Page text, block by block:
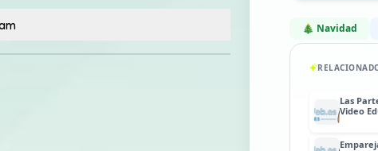
🎄 Navidad
Las
Video